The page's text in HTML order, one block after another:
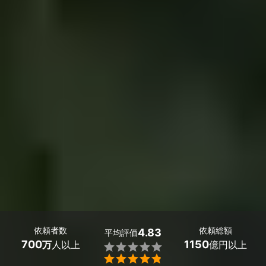
依頼者数
700万人以上
平均評価4.83


依頼総額
1150億円以上